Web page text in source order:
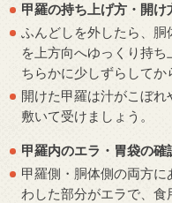
甲羅の持ち上げ方・開け
ふんどしを外したら、
を上方向へゆっくり持
ちらかに少しずらしてか
開けた甲羅は汁がこぼ
敷いて受けましょう。
甲羅内のエラ・胃袋の確
甲羅側・胴体側の両方
わした部分がエラで、